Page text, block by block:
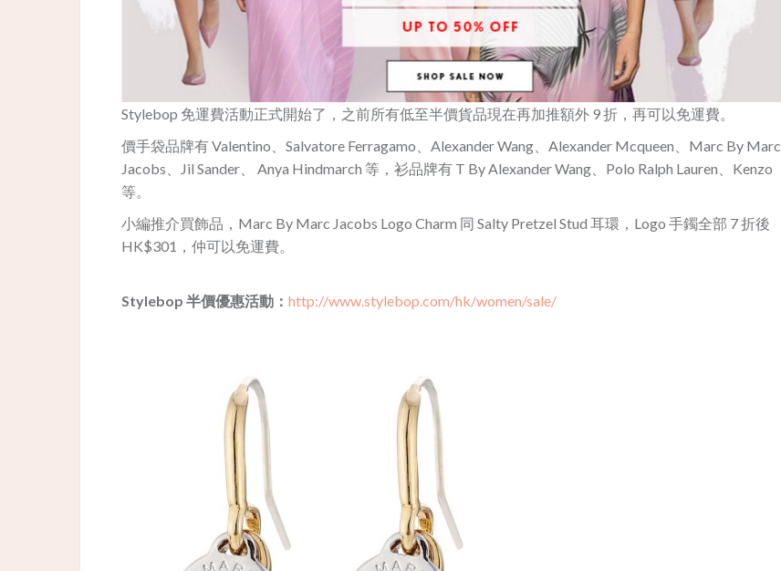
Stylebop 免運費活動正式開始了，之前所有低至半價貨品現在再加推額外 9 折，再可以免運費。
價手袋品牌有 Valentino、Salvatore Ferragamo、Alexander Wang、Alexander Mcqueen、Marc By Marc
Jacobs、Jil Sander、 Anya Hindmarch 等，衫品牌有 T By Alexander Wang、Polo Ralph Lauren、Kenzo
等。
小編推介買飾品，Marc By Marc Jacobs Logo Charm 同 Salty Pretzel Stud 耳環，Logo 手鐲全部 7 折後
HK$301，仲可以免運費。
Stylebop 半價優惠活動： http://www.stylebop.com/hk/women/sale/